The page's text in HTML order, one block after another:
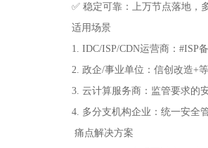
✅ 稳定可靠：上万节点落地，
适用场景
1. IDC/ISP/CDN运营商： #ISP
2. 政企/事业单位：信创改造+
3. 云计算服务商：监管要求的
4. 多分支机构企业：统一安全
痛点解决方案